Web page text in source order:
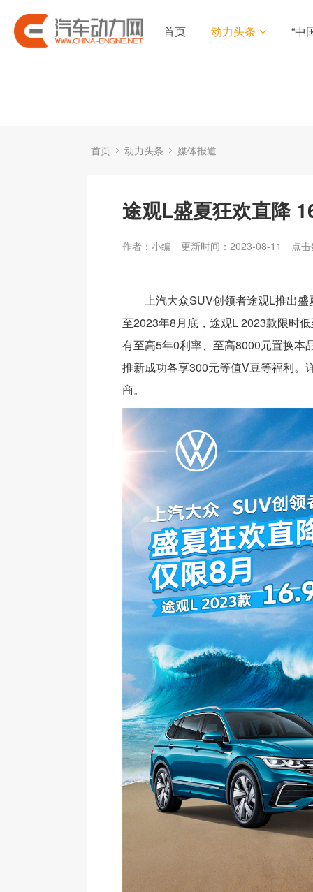
首页 动力头条 “中
首页 动力头条 媒体报道
途观L盛夏狂欢直降
作者：小编 更新时间：2023-08-11 点
上汽大众SUV创领者途观L推出
至2023年8月底，途观L 2023款限时
有至高5年0利率、至高8000元置换本
推新成功各享300元等值V豆等福利。
商。